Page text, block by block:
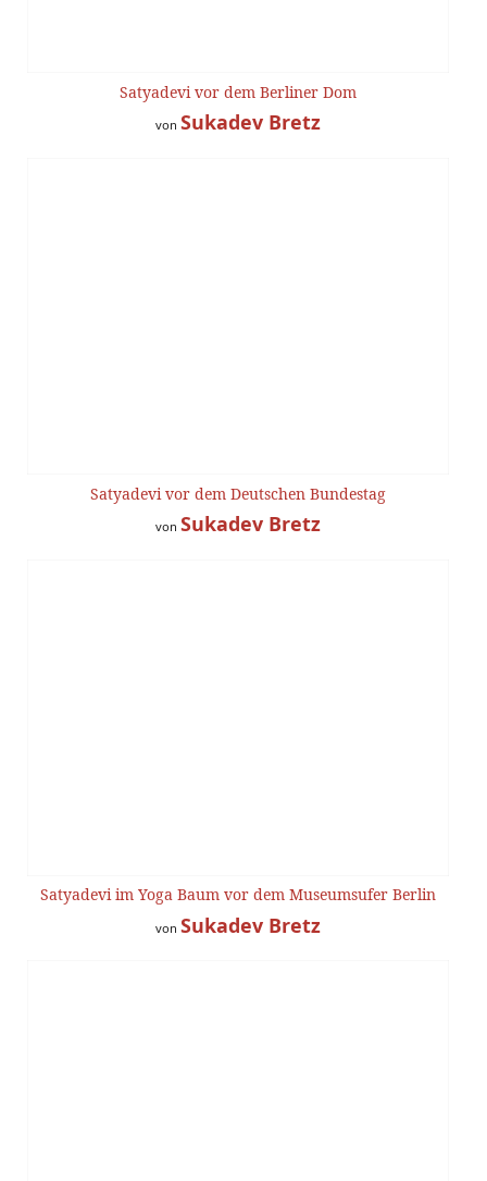
Satyadevi vor dem Berliner Dom
von Sukadev Bretz
Satyadevi vor dem Deutschen Bundestag
von Sukadev Bretz
Satyadevi im Yoga Baum vor dem Museumsufer Berlin
von Sukadev Bretz